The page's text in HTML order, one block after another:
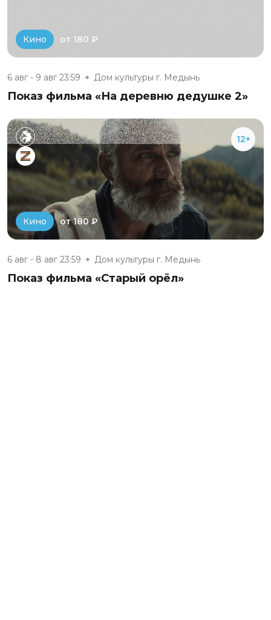
Кино от 180 ₽
6 авг - 9 авг 23:59 Дом культуры г. Медынь
Показ фильма «На деревню дедушке 2»
12+
Кино от 180 ₽
6 авг - 8 авг 23:59 Дом культуры г. Медынь
Показ фильма «Старый орёл»